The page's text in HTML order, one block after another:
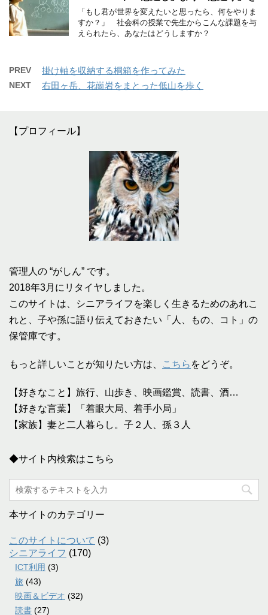
「もし君が世界を変えたいと思ったら、何をやりま
すか？」 社会科の授業で先生からこんな課題を与
えられたら、あなたはどうしますか？
PREV 掛け軸を収納する桐箱を作ってみた
NEXT 右田ヶ岳、花崗岩をまとった低山を歩く
【プロフィール】
管理人の “がしん” です。
2018年3月にリタイヤしました。
このサイトは、シニアライフを楽しく生きるためのあれこ
れと、子や孫に語り伝えておきたい「人、もの、コト」の
保管庫です。
もっと詳しいことが知りたい方は、 こちら をどうぞ。
【好きなこと】旅行、山歩き、映画鑑賞、読書、酒…
【好きな言葉】「着眼大局、着手小局」
【家族】妻と二人暮らし。子２人、孫３人
◆サイト内検索はこちら
本サイトのカテゴリー
このサイトについて (3)
シニアライフ (170)
ICT利用 (3)
旅 (43)
映画＆ビデオ (32)
読書 (27)